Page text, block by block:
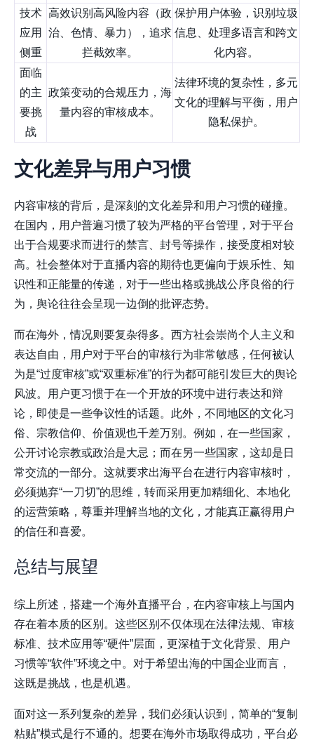
技术
应用
侧重
高效识别高风险内容（政
治、色情、暴力），追求
拦截效率。
保护用户体验，识别垃圾
信息、处理多语言和跨文
化内容。
面临
的主
要挑
战
政策变动的合规压力，海
量内容的审核成本。
法律环境的复杂性，多元
文化的理解与平衡，用户
隐私保护。
文化差异与用户习惯
内容审核的背后，是深刻的文化差异和用户习惯的碰撞。
在国内，用户普遍习惯了较为严格的平台管理，对于平台
出于合规要求而进行的禁言、封号等操作，接受度相对较
高。社会整体对于直播内容的期待也更偏向于娱乐性、知
识性和正能量的传递，对于一些出格或挑战公序良俗的行
为，舆论往往会呈现一边倒的批评态势。
而在海外，情况则要复杂得多。西方社会崇尚个人主义和
表达自由，用户对于平台的审核行为非常敏感，任何被认
为是“过度审核”或“双重标准”的行为都可能引发巨大的舆论
风波。用户更习惯于在一个开放的环境中进行表达和辩
论，即使是一些争议性的话题。此外，不同地区的文化习
俗、宗教信仰、价值观也千差万别。例如，在一些国家，
公开讨论宗教或政治是大忌；而在另一些国家，这却是日
常交流的一部分。这就要求出海平台在进行内容审核时，
必须抛弃“一刀切”的思维，转而采用更加精细化、本地化
的运营策略，尊重并理解当地的文化，才能真正赢得用户
的信任和喜爱。
总结与展望
综上所述，搭建一个海外直播平台，在内容审核上与国内
存在着本质的区别。这些区别不仅体现在法律法规、审核
标准、技术应用等“硬件”层面，更深植于文化背景、用户
习惯等“软件”环境之中。对于希望出海的中国企业而言，
这既是挑战，也是机遇。
面对这一系列复杂的差异，我们必须认识到，简单的“复制
粘贴”模式是行不通的。想要在海外市场取得成功，平台必